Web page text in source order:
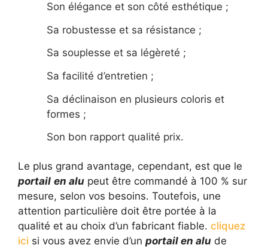
Son élégance et son côté esthétique ;
Sa robustesse et sa résistance ;
Sa souplesse et sa légèreté ;
Sa facilité d’entretien ;
Sa déclinaison en plusieurs coloris et
formes ;
Son bon rapport qualité prix.
Le plus grand avantage, cependant, est que le
portail en alu peut être commandé à 100 % sur
mesure, selon vos besoins. Toutefois, une
attention particulière doit être portée à la
qualité et au choix d’un fabricant fiable. cliquez
ici si vous avez envie d’un portail en alu de